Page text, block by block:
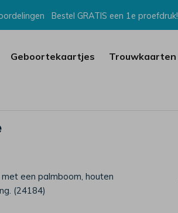
Bestel GRATIS een 1e proefdruk!
Geboortekaartjes Trouwkaarten
een palmboom, houten
(24184)